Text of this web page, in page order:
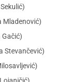
Mladenović)
Gačić)
Stevančević)